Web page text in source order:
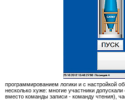
программированием логики и с настройкой
несколько хуже: многие участники
вместо команды записи - команду чтения),